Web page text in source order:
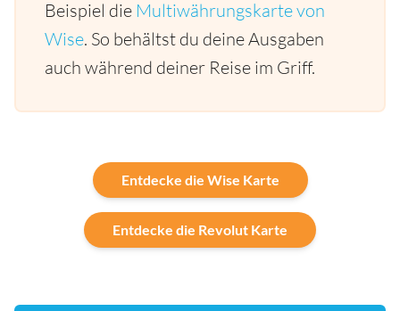
Beispiel die Multiwährungskarte von
Wise. So behältst du deine Ausgaben
auch während deiner Reise im Griff.
Entdecke die Wise Karte
Entdecke die Revolut Karte